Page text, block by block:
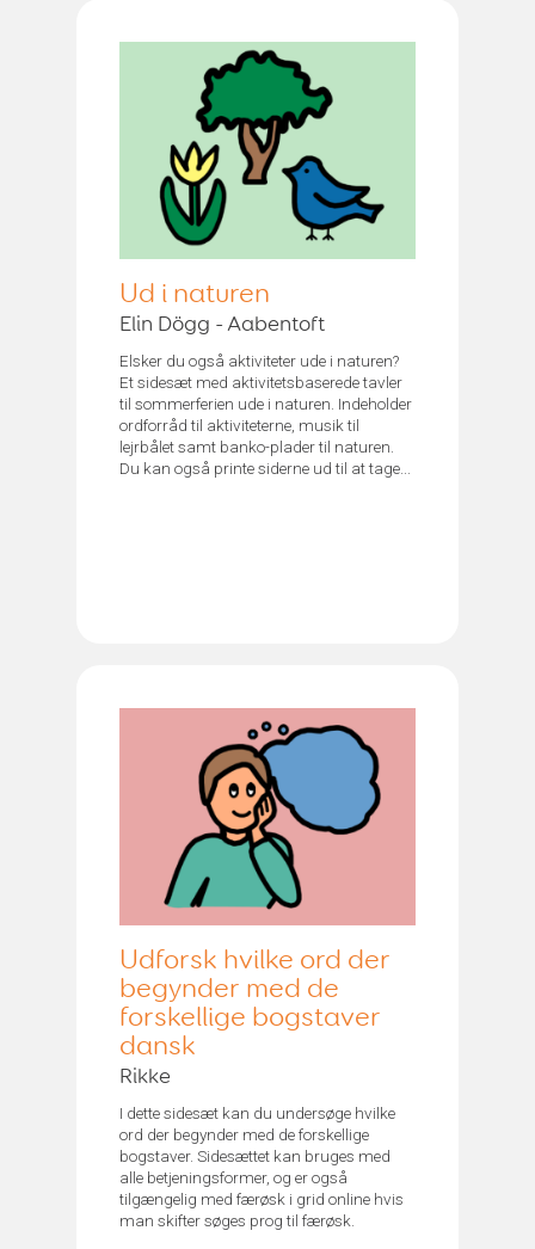
Ud i naturen
Elin Dögg - Aabentoft
Elsker du også aktiviteter ude i naturen?
Et sidesæt med aktivitetsbaserede tavler
til sommerferien ude i naturen. Indeholder
ordforråd til aktiviteterne, musik til
lejrbålet samt banko-plader til naturen.
Du kan også printe siderne ud til at tage...
Udforsk hvilke ord der
begynder med de
forskellige bogstaver
dansk
Rikke
I dette sidesæt kan du undersøge hvilke
ord der begynder med de forskellige
bogstaver. Sidesættet kan bruges med
alle betjeningsformer, og er også
tilgængelig med færøsk i grid online hvis
man skifter søges prog til færøsk.